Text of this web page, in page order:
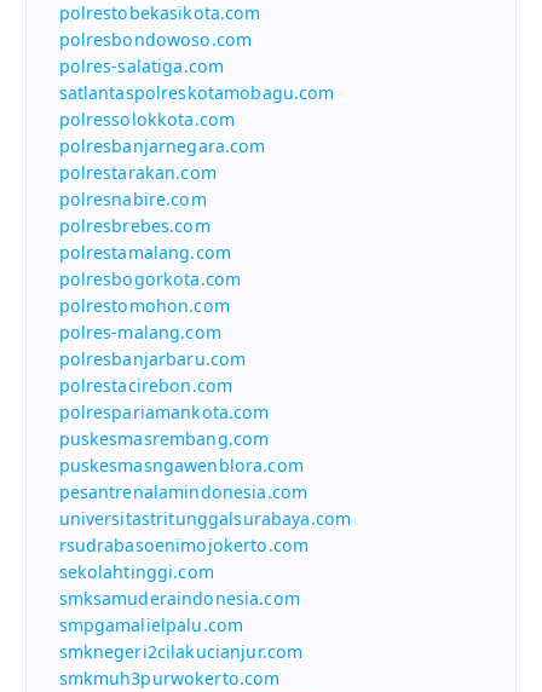
polrestobekasikota.com
polresbondowoso.com
polres-salatiga.com
satlantaspolreskotamobagu.com
polressolokkota.com
polresbanjarnegara.com
polrestarakan.com
polresnabire.com
polresbrebes.com
polrestamalang.com
polresbogorkota.com
polrestomohon.com
polres-malang.com
polresbanjarbaru.com
polrestacirebon.com
polrespariamankota.com
puskesmasrembang.com
puskesmasngawenblora.com
pesantrenalamindonesia.com
universitastritunggalsurabaya.com
rsudrabasoenimojokerto.com
sekolahtinggi.com
smksamuderaindonesia.com
smpgamalielpalu.com
smknegeri2cilakucianjur.com
smkmuh3purwokerto.com